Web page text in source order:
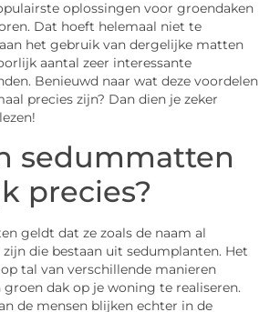
oplossingen voor groendaken
Dat hoeft helemaal niet te
het gebruik van dergelijke matten
aantal zeer interessante
Benieuwd naar wat deze voordelen
precies zijn? Dan dien je zeker
sedummatten
precies?
geldt dat ze zoals de naam al
die bestaan uit sedumplanten. Het
tal van verschillende manieren
dak op je woning te realiseren.
de mensen blijken echter in de